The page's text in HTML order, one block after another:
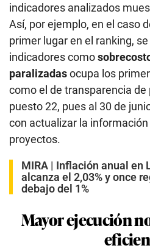
indicadores analizados
Así, por ejemplo, en el caso
primer lugar en el ranking,
indicadores como
paralizadasocupa los
como el de transparencia
puesto 22, pues al 30 de
con actualizar la información
proyectos.
MIRA | Inflación anual en
alcanza el 2,03% y once
debajo del 1%
Mayor ejecución